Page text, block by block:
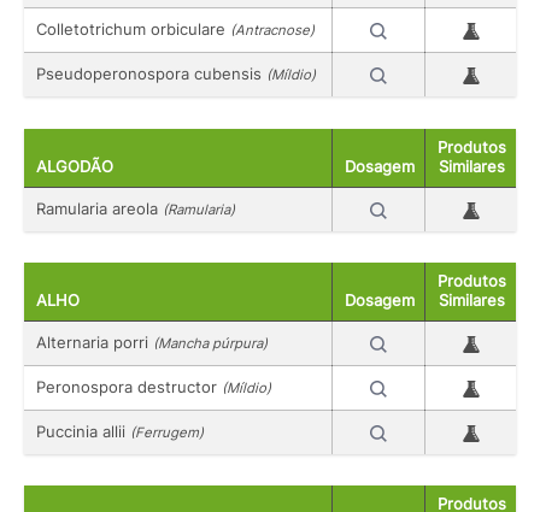
Colletotrichum orbiculare (Antracnose)
Pseudoperonospora cubensis (Míldio)
ALGODÃO Dosagem
Produtos
Similares
Ramularia areola (Ramularia)
ALHO Dosagem
Produtos
Similares
Alternaria porri (Mancha púrpura)
Peronospora destructor (Míldio)
Puccinia allii (Ferrugem)
Produtos